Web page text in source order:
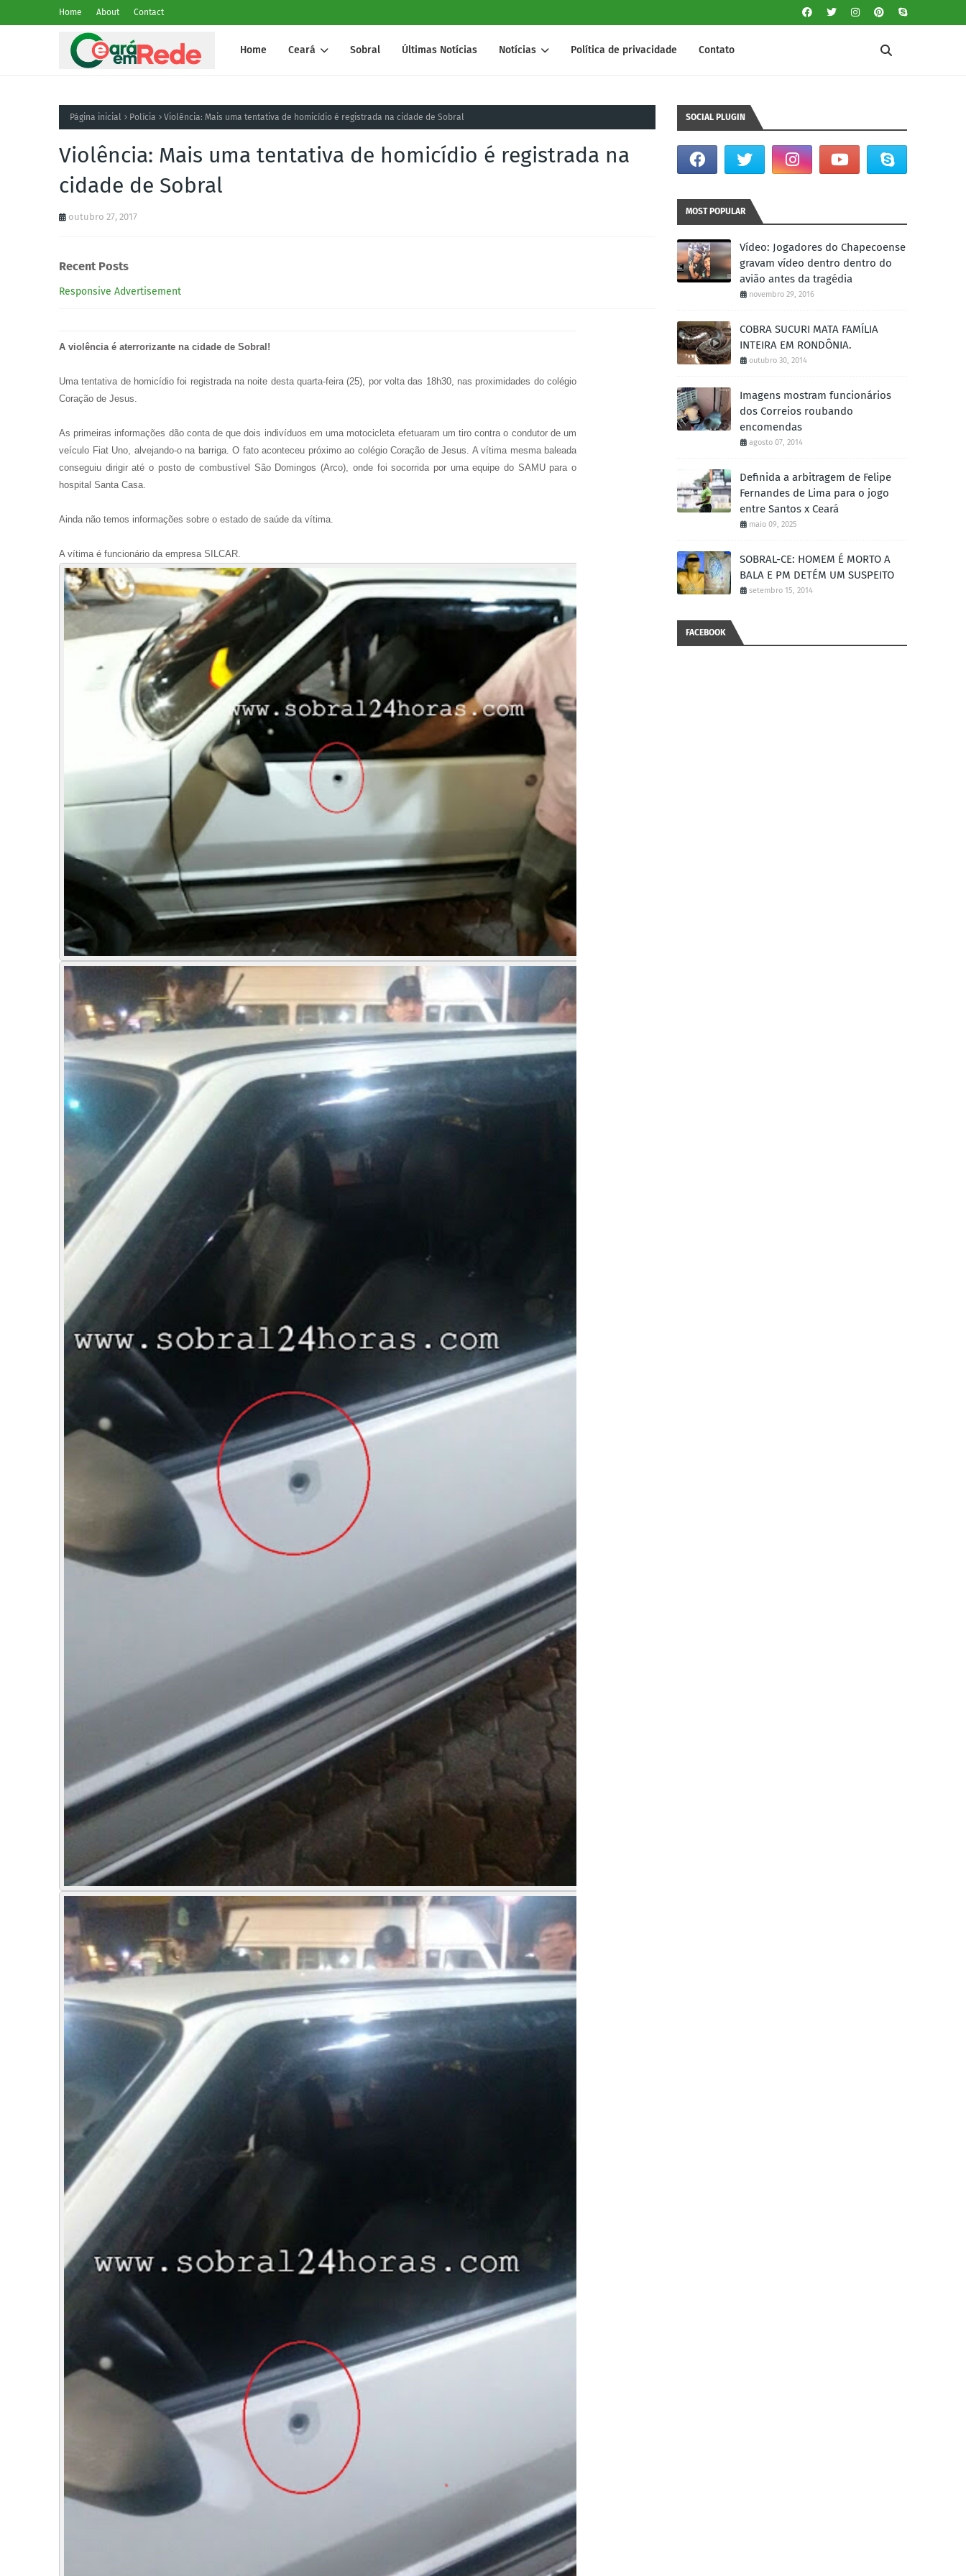
Home About Contact
Home Ceará Sobral Últimas Notícias Notícias Política de privacidade Contato
Página inicial Polícia Violência: Mais uma tentativa de homicídio é registrada na cidade de Sobral
Violência: Mais uma tentativa de homicídio é registrada na
cidade de Sobral
outubro 27, 2017
Recent Posts
Responsive Advertisement
A violência é aterrorizante na cidade de Sobral!
Uma tentativa de homicídio foi registrada na noite desta quarta-feira (25), por volta das 18h30, nas proximidades do colégio
Coração de Jesus.
As primeiras informações dão conta de que dois indivíduos em uma motocicleta efetuaram um tiro contra o condutor de um
veículo Fiat Uno, alvejando-o na barriga. O fato aconteceu próximo ao colégio Coração de Jesus. A vítima mesma baleada
conseguiu dirigir até o posto de combustível São Domingos (Arco), onde foi socorrida por uma equipe do SAMU para o
hospital Santa Casa.
Ainda não temos informações sobre o estado de saúde da vítima.
A vítima é funcionário da empresa SILCAR.
SOCIAL PLUGIN
MOST POPULAR
Vídeo: Jogadores do Chapecoense
gravam vídeo dentro dentro do
avião antes da tragédia
novembro 29, 2016
COBRA SUCURI MATA FAMÍLIA
INTEIRA EM RONDÔNIA.
outubro 30, 2014
Imagens mostram funcionários
dos Correios roubando
encomendas
agosto 07, 2014
Definida a arbitragem de Felipe
Fernandes de Lima para o jogo
entre Santos x Ceará
maio 09, 2025
SOBRAL-CE: HOMEM É MORTO A
BALA E PM DETÉM UM SUSPEITO
setembro 15, 2014
FACEBOOK